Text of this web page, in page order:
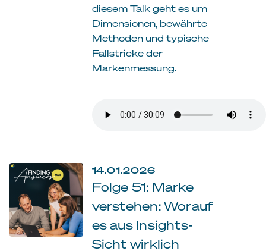
diesem Talk geht es um
Dimensionen, bewährte
Methoden und typische
Fallstricke der
Markenmessung.
14.01.2026
Folge 51: Marke
verstehen: Worauf
es aus Insights-
Sicht wirklich